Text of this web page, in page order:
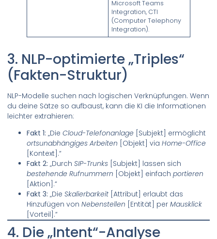
Microsoft Teams
Integration, CTI
(Computer Telephony
Integration).
3. NLP-optimierte „Triples“
(Fakten-Struktur)
NLP-Modelle suchen nach logischen Verknüpfungen. Wenn
du deine Sätze so aufbaust, kann die KI die Informationen
leichter extrahieren:
Fakt 1: „Die Cloud-Telefonanlage [Subjekt] ermöglicht
ortsunabhängiges Arbeiten [Objekt] via Home-Office
[Kontext].“
Fakt 2: „Durch SIP-Trunks [Subjekt] lassen sich
bestehende Rufnummern [Objekt] einfach portieren
[Aktion].“
Fakt 3: „Die Skalierbarkeit [Attribut] erlaubt das
Hinzufügen von Nebenstellen [Entität] per Mausklick
[Vorteil].“
4. Die „Intent“-Analyse